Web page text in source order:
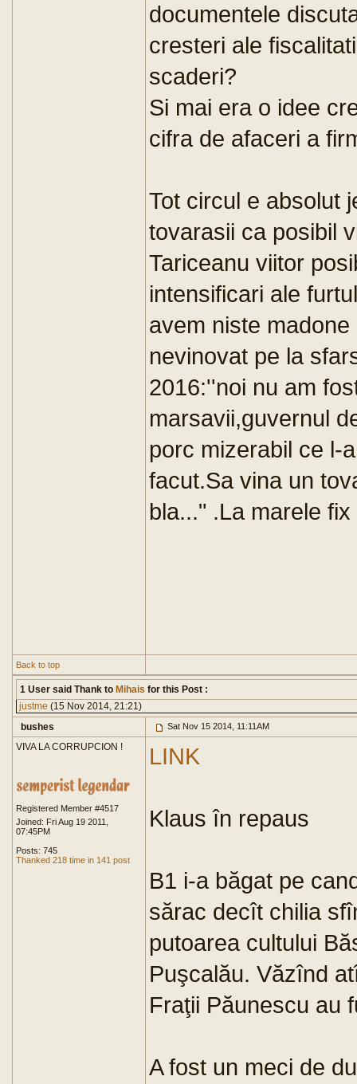
documentele
cresteri ale
scaderi?
Si mai era o idee
cifra de afaceri a
Tot circul e absolut
tovarasii ca posibil
Tariceanu viitor
intensificari ale
avem niste
nevinovat pe la
2016:''noi nu am
marsavii,guvernul
porc mizerabil ce l-
facut.Sa vina un
bla..." .La marele
Back to top
1 User said Thank to Mihais for this Post :
justme (15 Nov 2014, 21:21)
bushes
Sat Nov 15 2014, 11:11AM
VIVA LA CORRUPCION !
Registered Member #4517
Joined: Fri Aug 19 2011,
07:45PM
Posts: 745
Thanked 218 time in 141 post
LINK
Klaus în repaus
B1 i-a băgat pe
sărac decît chilia
putoarea cultului
Puşcalău. Văzînd
Fraţii Păunescu au
A fost un meci de